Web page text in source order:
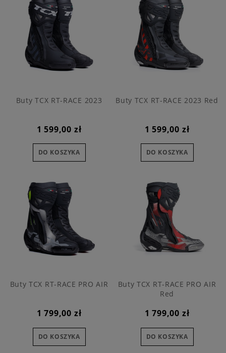
Buty TCX RT-RACE 2023
1 599,00 zł
DO KOSZYKA
Buty TCX RT-RACE 2023 Red
1 599,00 zł
DO KOSZYKA
Buty TCX RT-RACE PRO AIR
1 799,00 zł
DO KOSZYKA
Buty TCX RT-RACE PRO AIR
Red
1 799,00 zł
DO KOSZYKA